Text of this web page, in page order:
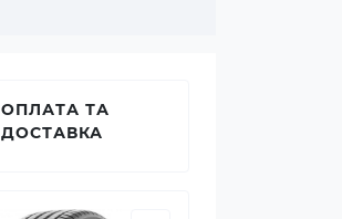
ОПЛАТА ТА
ДОСТАВКА